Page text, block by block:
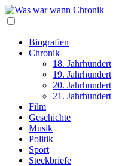
Biografien
Chronik
18. Jahrhundert
19. Jahrhundert
20. Jahrhundert
21. Jahrhundert
Film
Geschichte
Musik
Politik
Sport
Steckbriefe